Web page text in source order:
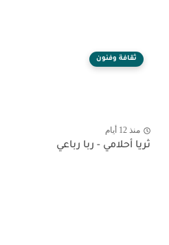
ثقافة وفنون
منذ 12 أيام
ثريا أحلامي - ربا رباعي